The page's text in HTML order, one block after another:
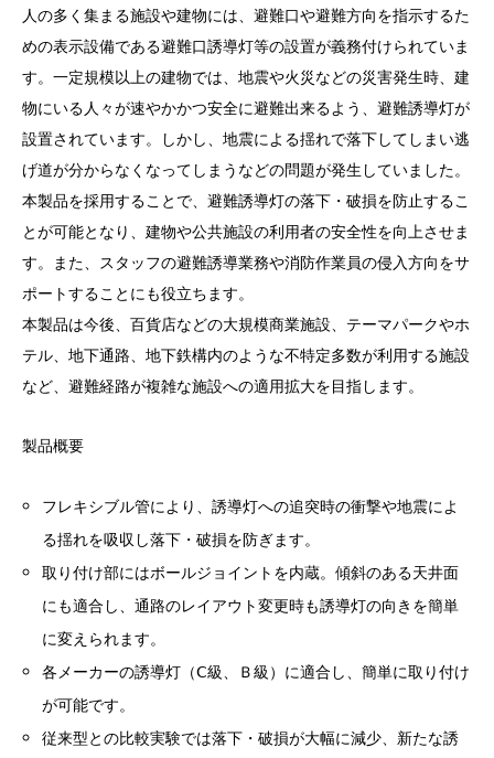
人の多く集まる施設や建物には、避難口や避難方向を指示するた
めの表示設備である避難口誘導灯等の設置が義務付けられていま
す。一定規模以上の建物では、地震や火災などの災害発生時、建
物にいる人々が速やかかつ安全に避難出来るよう、避難誘導灯が
設置されています。しかし、地震による揺れで落下してしまい逃
げ道が分からなくなってしまうなどの問題が発生していました。
本製品を採用することで、避難誘導灯の落下・破損を防止するこ
とが可能となり、建物や公共施設の利用者の安全性を向上させま
す。また、スタッフの避難誘導業務や消防作業員の侵入方向をサ
ポートすることにも役立ちます。
本製品は今後、百貨店などの大規模商業施設、テーマパークやホ
テル、地下通路、地下鉄構内のような不特定多数が利用する施設
など、避難経路が複雑な施設への適用拡大を目指します。
製品概要
フレキシブル管により、誘導灯への追突時の衝撃や地震によ
る揺れを吸収し落下・破損を防ぎます。
取り付け部にはボールジョイントを内蔵。傾斜のある天井面
にも適合し、通路のレイアウト変更時も誘導灯の向きを簡単
に変えられます。
各メーカーの誘導灯（Ⅽ級、Ｂ級）に適合し、簡単に取り付け
が可能です。
従来型との比較実験では落下・破損が大幅に減少、新たな誘